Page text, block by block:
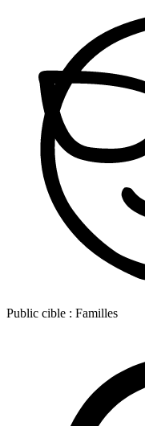
Public cible : Familles